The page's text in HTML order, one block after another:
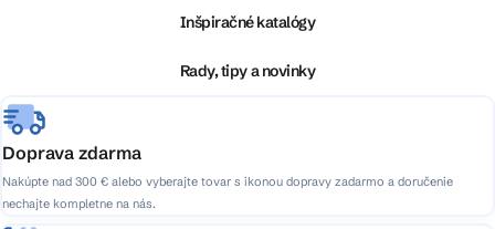
e
Inšpiračné katalógy
Rady, tipy a novinky
Doprava zdarma
Nakúpte nad 300 € alebo vyberajte tovar s ikonou dopravy zadarmo a doručenie
nechajte kompletne na nás.